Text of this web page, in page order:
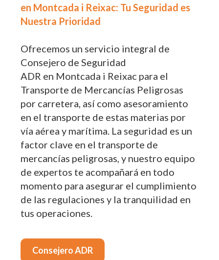
en Montcada i Reixac: Tu Seguridad es
Nuestra Prioridad
Ofrecemos un servicio integral de
Consejero de Seguridad
ADR en Montcada i Reixac para el
Transporte de Mercancías Peligrosas
por carretera, así como asesoramiento
en el transporte de estas materias por
vía aérea y marítima. La seguridad es un
factor clave en el transporte de
mercancías peligrosas, y nuestro equipo
de expertos te acompañará en todo
momento para asegurar el cumplimiento
de las regulaciones y la tranquilidad en
tus operaciones.
Consejero ADR